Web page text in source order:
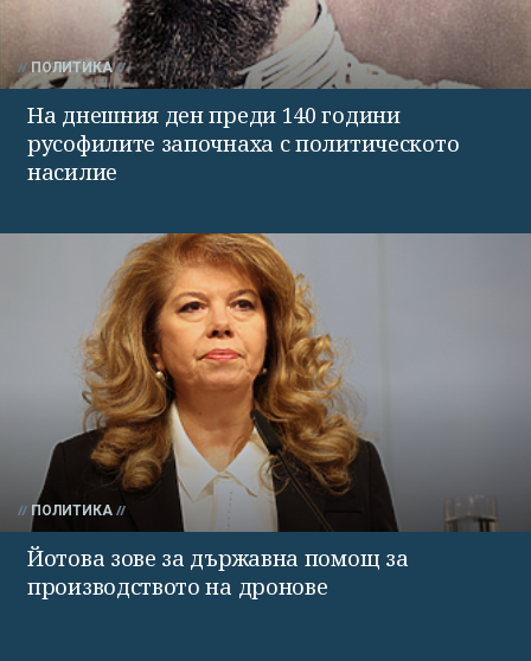
ПОЛИТИКА
На днешния ден преди 140 години
русофилите започнаха с политическото
насилие
ПОЛИТИКА
Йотова зове за държавна помощ за
производството на дронове